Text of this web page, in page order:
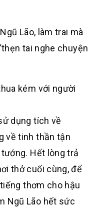
Lão, làm trai mà
tai nghe chuyện
kém với người
dụng tích về
về tinh thần tận
Hết lòng trả
thở cuối cùng, để
thơm cho hậu
Ngũ Lão hết sức